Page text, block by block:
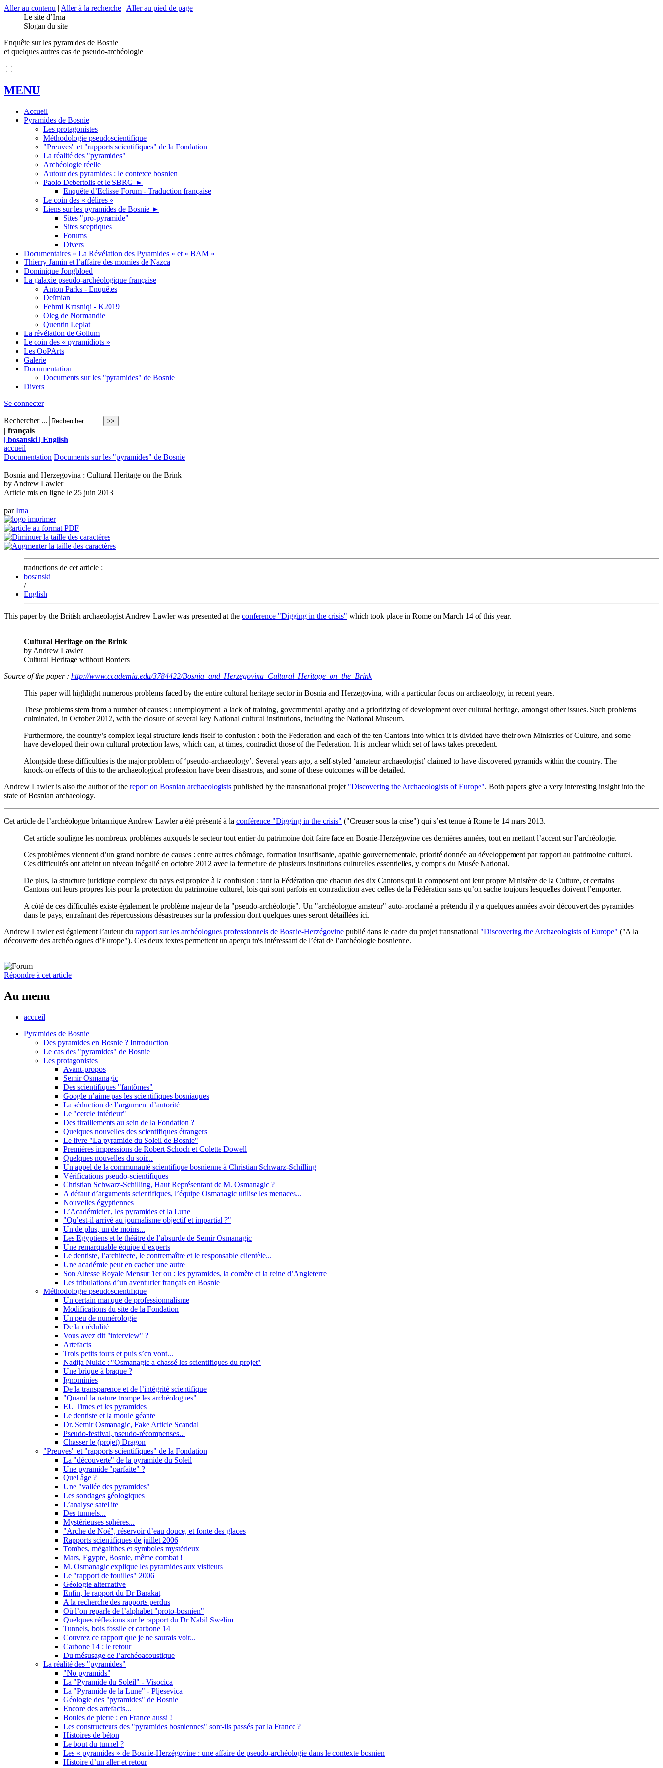
Aller au contenu | Aller à la recherche | Aller au pied de page
Le site d’Irna
Slogan du site
Enquête sur les pyramides de Bosnie
et quelques autres cas de pseudo-archéologie
MENU
Accueil
Pyramides de Bosnie
Les protagonistes
Méthodologie pseudoscientifique
"Preuves" et "rapports scientifiques" de la Fondation
La réalité des "pyramides"
Archéologie réelle
Autour des pyramides : le contexte bosnien
Paolo Debertolis et le SBRG ►
Enquête d’Eclisse Forum - Traduction française
Le coin des « délires »
Liens sur les pyramides de Bosnie ►
Sites "pro-pyramide"
Sites sceptiques
Forums
Divers
Documentaires « La Révélation des Pyramides » et « BAM »
Thierry Jamin et l’affaire des momies de Nazca
Dominique Jongbloed
La galaxie pseudo-archéologique française
Anton Parks - Enquêtes
Deïmian
Fehmi Krasniqi - K2019
Oleg de Normandie
Quentin Leplat
La révélation de Gollum
Le coin des « pyramidiots »
Les OoPArts
Galerie
Documentation
Documents sur les "pyramides" de Bosnie
Divers
Se connecter
Rechercher ...
| français
| bosanski | English
accueil
Documentation Documents sur les "pyramides" de Bosnie
Bosnia and Herzegovina : Cultural Heritage on the Brink
by Andrew Lawler
Article mis en ligne le 25 juin 2013
parIrna
traductions de cet article :
bosanski
/
English
This paper by the British archaeologist Andrew Lawler was presented at the conference "Digging in the crisis" which took place in Rome on March 14 of this year.
Cultural Heritage on the Brink
by Andrew Lawler
Cultural Heritage without Borders
Source of the paper : http://www.academia.edu/3784422/Bosnia_and_Herzegovina_Cultural_Heritage_on_the_Brink
This paper will highlight numerous problems faced by the entire cultural heritage sector in Bosnia and Herzegovina, with a particular focus on archaeology, in recent years.
These problems stem from a number of causes ; unemployment, a lack of training, governmental apathy and a prioritizing of development over cultural heritage, amongst other issues. Such problems
culminated, in October 2012, with the closure of several key National cultural institutions, including the National Museum.
Furthermore, the country’s complex legal structure lends itself to confusion : both the Federation and each of the ten Cantons into which it is divided have their own Ministries of Culture, and some
have developed their own cultural protection laws, which can, at times, contradict those of the Federation. It is unclear which set of laws takes precedent.
Alongside these difficulties is the major problem of ‘pseudo-archaeology’. Several years ago, a self-styled ‘amateur archaeologist’ claimed to have discovered pyramids within the country. The
knock-on effects of this to the archaeological profession have been disastrous, and some of these outcomes will be detailed.
Andrew Lawler is also the author of the report on Bosnian archaeologists published by the transnational projet "Discovering the Archaeologists of Europe". Both papers give a very interesting insight into the
state of Bosnian archaeology.
Cet article de l’archéologue britannique Andrew Lawler a été présenté à la conférence "Digging in the crisis" ("Creuser sous la crise") qui s’est tenue à Rome le 14 mars 2013.
Cet article souligne les nombreux problèmes auxquels le secteur tout entier du patrimoine doit faire face en Bosnie-Herzégovine ces dernières années, tout en mettant l’accent sur l’archéologie.
Ces problèmes viennent d’un grand nombre de causes : entre autres chômage, formation insuffisante, apathie gouvernementale, priorité donnée au développement par rapport au patrimoine culturel.
Ces difficultés ont atteint un niveau inégalié en octobre 2012 avec la fermeture de plusieurs institutions culturelles essentielles, y compris du Musée National.
De plus, la structure juridique complexe du pays est propice à la confusion : tant la Fédération que chacun des dix Cantons qui la composent ont leur propre Ministère de la Culture, et certains
Cantons ont leurs propres lois pour la protection du patrimoine culturel, lois qui sont parfois en contradiction avec celles de la Fédération sans qu’on sache toujours lesquelles doivent l’emporter.
A côté de ces difficultés existe également le problème majeur de la "pseudo-archéologie". Un "archéologue amateur" auto-proclamé a prétendu il y a quelques années avoir découvert des pyramides
dans le pays, entraînant des répercussions désastreuses sur la profession dont quelques unes seront détaillées ici.
Andrew Lawler est également l’auteur du rapport sur les archéologues professionnels de Bosnie-Herzégovine publié dans le cadre du projet transnational "Discovering the Archaeologists of Europe" ("A la
découverte des archéologues d’Europe"). Ces deux textes permettent un aperçu très intéressant de l’état de l’archéologie bosnienne.
Répondre à cet article
Au menu
accueil
Pyramides de Bosnie
Des pyramides en Bosnie ? Introduction
Le cas des "pyramides" de Bosnie
Les protagonistes
Avant-propos
Semir Osmanagic
Des scientifiques "fantômes"
Google n’aime pas les scientifiques bosniaques
La séduction de l’argument d’autorité
Le "cercle intérieur"
Des tiraillements au sein de la Fondation ?
Quelques nouvelles des scientifiques étrangers
Le livre "La pyramide du Soleil de Bosnie"
Premières impressions de Robert Schoch et Colette Dowell
Quelques nouvelles du soir...
Un appel de la communauté scientifique bosnienne à Christian Schwarz-Schilling
Vérifications pseudo-scientifiques
Christian Schwarz-Schilling, Haut Représentant de M. Osmanagic ?
A défaut d’arguments scientifiques, l’équipe Osmanagic utilise les menaces...
Nouvelles égyptiennes
L’Académicien, les pyramides et la Lune
"Qu’est-il arrivé au journalisme objectif et impartial ?"
Un de plus, un de moins...
Les Egyptiens et le théâtre de l’absurde de Semir Osmanagic
Une remarquable équipe d’experts
Le dentiste, l’architecte, le contremaître et le responsable clientèle...
Une académie peut en cacher une autre
Son Altesse Royale Mensur 1er ou : les pyramides, la comète et la reine d’Angleterre
Les tribulations d’un aventurier français en Bosnie
Méthodologie pseudoscientifique
Un certain manque de professionnalisme
Modifications du site de la Fondation
Un peu de numérologie
De la crédulité
Vous avez dit "interview" ?
Artefacts
Trois petits tours et puis s’en vont...
Nadija Nukic : "Osmanagic a chassé les scientifiques du projet"
Une brique à braque ?
Ignominies
De la transparence et de l’intégrité scientifique
"Quand la nature trompe les archéologues"
EU Times et les pyramides
Le dentiste et la moule géante
Dr. Semir Osmanagic, Fake Article Scandal
Pseudo-festival, pseudo-récompenses...
Chasser le (projet) Dragon
"Preuves" et "rapports scientifiques" de la Fondation
La "découverte" de la pyramide du Soleil
Une pyramide "parfaite" ?
Quel âge ?
Une "vallée des pyramides"
Les sondages géologiques
L’analyse satellite
Des tunnels...
Mystérieuses sphères...
"Arche de Noé", réservoir d’eau douce, et fonte des glaces
Rapports scientifiques de juillet 2006
Tombes, mégalithes et symboles mystérieux
Mars, Egypte, Bosnie, même combat !
M. Osmanagic explique les pyramides aux visiteurs
Le "rapport de fouilles" 2006
Géologie alternative
Enfin, le rapport du Dr Barakat
A la recherche des rapports perdus
Où l’on reparle de l’alphabet "proto-bosnien"
Quelques réflexions sur le rapport du Dr Nabil Swelim
Tunnels, bois fossile et carbone 14
Couvrez ce rapport que je ne saurais voir...
Carbone 14 : le retour
Du mésusage de l’archéoacoustique
La réalité des "pyramides"
"No pyramids"
La "Pyramide du Soleil" - Visocica
La "Pyramide de la Lune" - Pljesevica
Géologie des "pyramides" de Bosnie
Encore des artefacts...
Boules de pierre : en France aussi !
Les constructeurs des "pyramides bosniennes" sont-ils passés par la France ?
Histoires de béton
Le bout du tunnel ?
Les « pyramides » de Bosnie-Herzégovine : une affaire de pseudo-archéologie dans le contexte bosnien
Histoire d’un aller et retour